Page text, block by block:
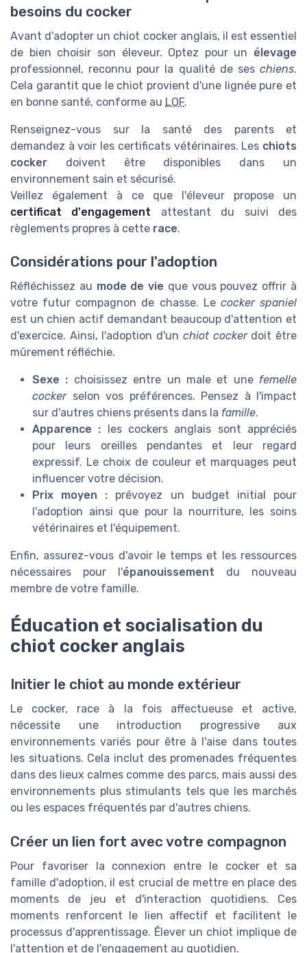
besoins du cocker
Avant d'adopter un chiot cocker anglais, il est essentiel
de bien choisir son éleveur. Optez pour un élevage
professionnel, reconnu pour la qualité de ses chiens.
Cela garantit que le chiot provient d'une lignée pure et
en bonne santé, conforme au LOF.
Renseignez-vous sur la santé des parents et
demandez à voir les certificats vétérinaires. Les chiots
cocker doivent être disponibles dans un
environnement sain et sécurisé.
Veillez également à ce que l'éleveur propose un
certificat d'engagement attestant du suivi des
règlements propres à cette race.
Considérations pour l'adoption
Réfléchissez au mode de vie que vous pouvez offrir à
votre futur compagnon de chasse. Le cocker spaniel
est un chien actif demandant beaucoup d'attention et
d'exercice. Ainsi, l'adoption d'un chiot cockerdoit être
mûrement réfléchie.
Sexe : choisissez entre un male et une femelle
cockerselon vos préférences. Pensez à l'impact
sur d'autres chiens présents dans la famille.
Apparence : les cockers anglais sont appréciés
pour leurs oreilles pendantes et leur regard
expressif. Le choix de couleur et marquages peut
influencer votre décision.
Prix moyen : prévoyez un budget initial pour
l'adoption ainsi que pour la nourriture, les soins
vétérinaires et l'équipement.
Enfin, assurez-vous d'avoir le temps et les ressources
nécessaires pour l'épanouissement du nouveau
membre de votre famille.
Éducation et socialisation du
chiot cocker anglais
Initier le chiot au monde extérieur
Le cocker, race à la fois affectueuse et active,
nécessite une introduction progressive aux
environnements variés pour être à l'aise dans toutes
les situations. Cela inclut des promenades fréquentes
dans des lieux calmes comme des parcs, mais aussi des
environnements plus stimulants tels que les marchés
ou les espaces fréquentés par d'autres chiens.
Créer un lien fort avec votre compagnon
Pour favoriser la connexion entre le cocker et sa
famille d'adoption, il est crucial de mettre en place des
moments de jeu et d'interaction quotidiens. Ces
moments renforcent le lien affectif et facilitent le
processus d'apprentissage. Élever un chiot implique de
l'attention et de l'engagement au quotidien.